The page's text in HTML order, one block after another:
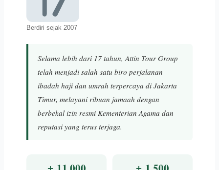
Berdiri sejak 2007
Selama lebih dari 17 tahun, Attin Tour Group
telah menjadi salah satu biro perjalanan
ibadah haji dan umrah terpercaya di Jakarta
Timur, melayani ribuan jamaah dengan
berbekal izin resmi Kementerian Agama dan
reputasi yang terus terjaga.